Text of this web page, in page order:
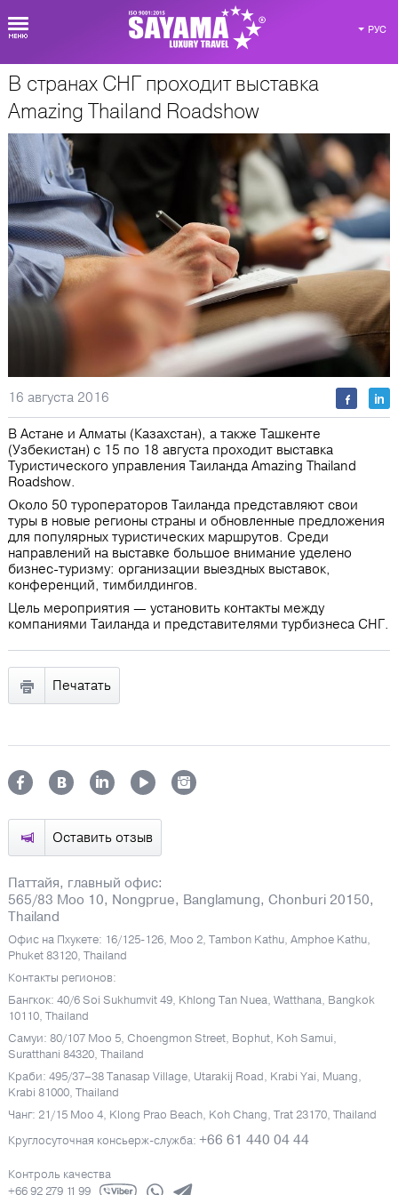
РУС
О Таиланде
Оставить отзыв
Паттайя, главный офис:
565/83 Moo 10, Nongprue, Banglamung, Chonburi 20150,
Thailand
Офис на Пхукете: 16/125-126, Moo 2, Tambon Kathu, Amphoe Kathu,
Phuket 83120, Thailand
Контакты регионов:
Бангкок: 40/6 Soi Sukhumvit 49, Khlong Tan Nuea, Watthana, Bangkok
10110, Thailand
Самуи: 80/107 Moo 5, Choengmon Street, Bophut, Koh Samui,
Suratthani 84320, Thailand
Краби: 495/37–38 Tanasap Village, Utarakij Road, Krabi Yai, Muang,
Krabi 81000, Thailand
Чанг: 21/15 Moo 4, Klong Prao Beach, Koh Chang, Trat 23170, Thailand
Круглосуточная консьерж-служба: +66 61 440 04 44
Контроль качества
+66 92 279 11 99
В странах СНГ проходит выставка
Amazing Thailand Roadshow
16 августа 2016
В Астане и Алматы (Казахстан), а также Ташкенте
(Узбекистан) с 15 по 18 августа проходит выставка
Туристического управления Таиланда Amazing Thailand
Roadshow.
Около 50 туроператоров Таиланда представляют свои
туры в новые регионы страны и обновленные предложения
для популярных туристических маршрутов. Среди
направлений на выставке большое внимание уделено
бизнес-туризму: организации выездных выставок,
конференций, тимбилдингов.
Цель мероприятия — установить контакты между
компаниями Таиланда и представителями турбизнеса СНГ.
Печатать